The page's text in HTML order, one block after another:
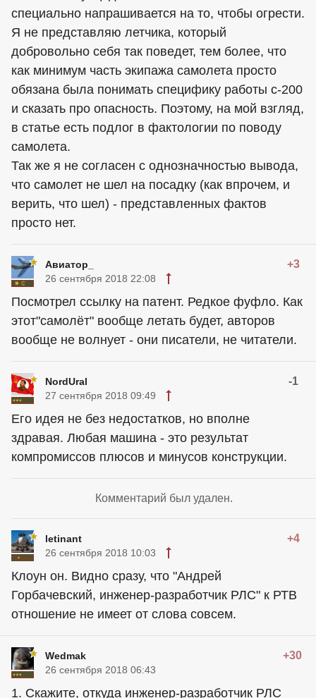
специально напрашивается на то, чтобы огрести.
Я не представляю летчика, который
добровольно себя так поведет, тем более, что
как минимум часть экипажа самолета просто
обязана была понимать специфику работы с-200
и сказать про опасность. Поэтому, на мой взгляд,
в статье есть подлог в фактологии по поводу
самолета.
Так же я не согласен с однозначностью вывода,
что самолет не шел на посадку (как впрочем, и
верить, что шел) - представленных фактов
просто нет.
Авиатор_ +3
26 сентября 2018 22:08
Посмотрел ссылку на патент. Редкое фуфло. Как
этот"самолёт" вообще летать будет, авторов
вообще не волнует - они писатели, не читатели.
NordUral -1
27 сентября 2018 09:49
Его идея не без недостатков, но вполне
здравая. Любая машина - это результат
компромиссов плюсов и минусов конструкции.
Комментарий был удален.
letinant +4
26 сентября 2018 10:03
Клоун он. Видно сразу, что "Андрей
Горбачевский, инженер-разработчик РЛС" к РТВ
отношение не имеет от слова совсем.
Wedmak +30
26 сентября 2018 06:43
1. Скажите, откуда инженер-разработчик РЛС